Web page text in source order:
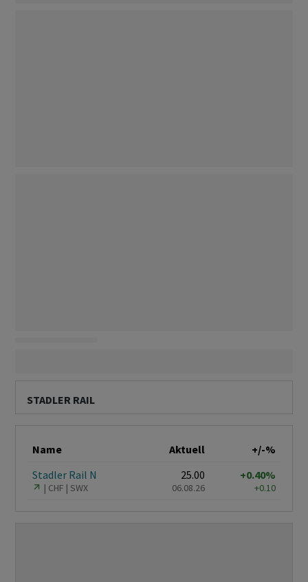
STADLER RAIL
Name Aktuell
+/-%
Stadler Rail N
CHF SWX
25.00
06.08.26
+0.40%
+0.10